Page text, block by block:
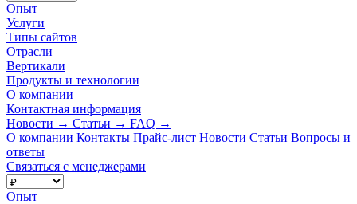
Опыт
Услуги
Типы сайтов
Отрасли
Вертикали
Продукты и технологии
О компании
Контактная информация
Новости → Статьи → FAQ →
О компании Контакты Прайс-лист Новости Статьи Вопросы и
ответы
Связаться с менеджерами
Опыт